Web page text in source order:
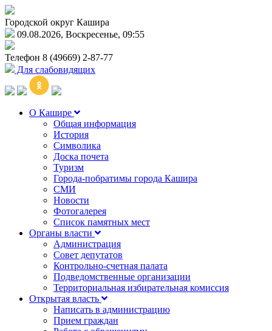
Городской округ Кашира
09.08.2026, Воскресенье, 09:55
Телефон 8 (49669) 2-87-77
Для слабовидящих
О Кашире
Общая информация
История
Символика
Доска почета
Туризм
Города-побратимы города Кашира
СМИ
Новости
Фотогалерея
Список памятных мест
Органы власти
Администрация
Совет депутатов
Контрольно-счетная палата
Подведомственные организации
Территориальная избирательная комиссия
Открытая власть
Написать в администрацию
Прием граждан